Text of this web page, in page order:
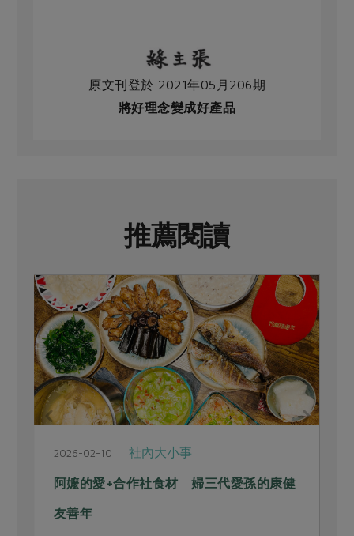
原文刊登於 2021年05月206期
將好理念變成好產品
推薦閱讀
2026-02-10 社內大小事
阿嬤的愛+合作社食材 婦三代愛孫的康健
友善年